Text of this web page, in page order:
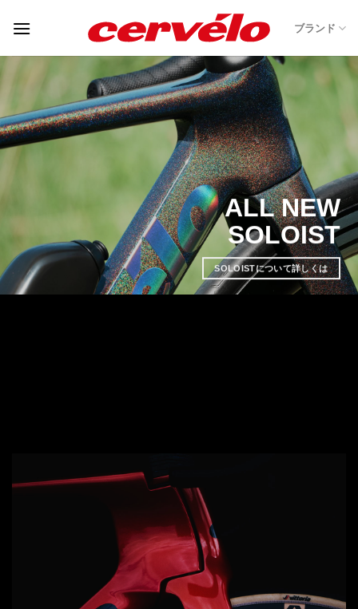
ブランド
ALL NEW
SOLOIST
SOLOISTについて詳しくは